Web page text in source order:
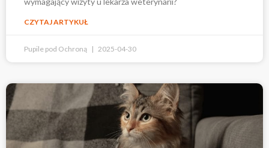
CZYTAJ ARTYKUŁ
Pupile pod Ochroną 2025-04-30